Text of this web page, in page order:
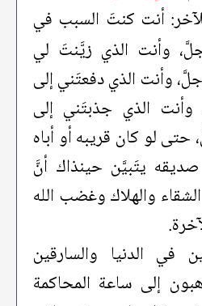
أنت كنتَ السبب في
وأنت الذي زيَّنتَ لي
وأنت الذي دفعتَني إلى
وأنت الذي جذبتَني إلى
لو كان قريبه أو أباه
صديقه يتَبيَّن حينذاك أنَّ
والهلاك وغضب الله
في الدنيا والسارقين
إلى ساعة المحاكمة